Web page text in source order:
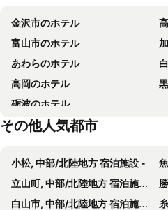
近江町市場
Katamachi
武家屋敷跡野村家
主計町
金沢市のホテル
富山市のホテル
あわらのホテル
高岡のホテル
砺波のホテル
その他人気都市
小松, 中部/北陸地方 宿泊施設 -
立山町, 中部/北陸地方 宿泊施設 -
白山市, 中部/北陸地方 宿泊施設 -